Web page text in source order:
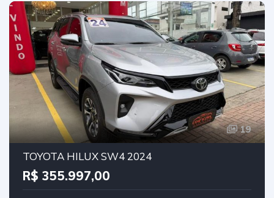
19
TOYOTA HILUX SW4 2024
R$ 355.997,00